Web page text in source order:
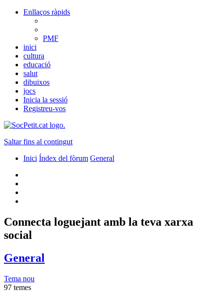
Enllaços ràpids
PMF
inici
cultura
educació
salut
dibuixos
jocs
Inicia la sessió
Registreu-vos
Saltar fins al contingut
Inici Índex del fòrum General
Connecta loguejant amb la teva xarxa
social
General
Tema nou
97 temes